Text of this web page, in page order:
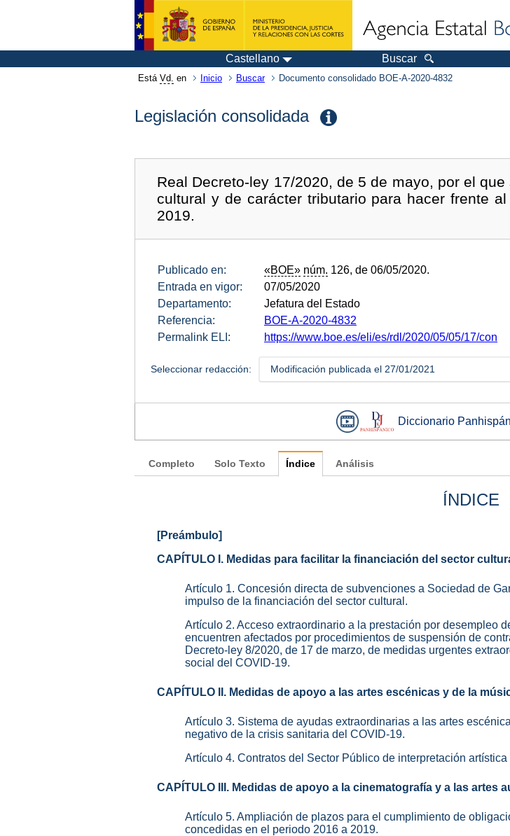
Castellano Buscar
Está Vd. en Inicio Buscar Documento consolidado BOE-A-2020-4832
Legislación consolidada
Real Decreto-ley 17/2020, de 5 de mayo, por el
cultural y de carácter tributario para hacer frente
2019.
Publicado en: «BOE» núm. 126, de 06/05/2020.
Entrada en vigor:
07/05/2020
Departamento:
Jefatura del Estado
Referencia:
BOE-A-2020-4832
Permalink ELI:
https://www.boe.es/eli/es/rdl/2020/05/05/17/con
Seleccionar redacción: Modificación publicada el 27/01/2021
Diccionario
Completo Solo Texto Índice Análisis
ÍNDICE
[Preámbulo]
CAPÍTULO I. Medidas para facilitar la financiación del sector
Artículo 1. Concesión directa de subvenciones a Sociedad de
impulso de la financiación del sector cultural.
Artículo 2. Acceso extraordinario a la prestación por desempleo
encuentren afectados por procedimientos de suspensión de
Decreto-ley 8/2020, de 17 de marzo, de medidas urgentes
social del COVID-19.
CAPÍTULO II. Medidas de apoyo a las artes escénicas y de la
Artículo 3. Sistema de ayudas extraordinarias a las artes
negativo de la crisis sanitaria del COVID-19.
Artículo 4. Contratos del Sector Público de interpretación
CAPÍTULO III. Medidas de apoyo a la cinematografía y a las artes
Artículo 5. Ampliación de plazos para el cumplimiento de
concedidas en el periodo 2016 a 2019.